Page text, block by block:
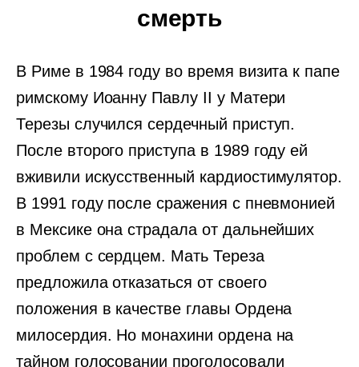
смерть
В Риме в 1984 году во время визита к папе
римскому Иоанну Павлу II у Матери
Терезы случился сердечный приступ.
После второго приступа в 1989 году ей
вживили искусственный кардиостимулятор.
В 1991 году после сражения с пневмонией
в Мексике она страдала от дальнейших
проблем с сердцем. Мать Тереза
предложила отказаться от своего
положения в качестве главы Ордена
милосердия. Но монахини ордена на
тайном голосовании проголосовали